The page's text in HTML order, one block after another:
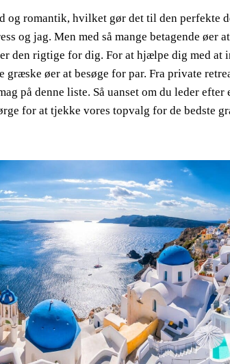
og romantik, hvilket gør det til den perfekte
og jag. Men med så mange betagende øer
den rigtige for dig. For at hjælpe dig med at
græske øer at besøge for par. Fra private
på denne liste. Så uanset om du leder
for at tjekke vores topvalg for de bedste